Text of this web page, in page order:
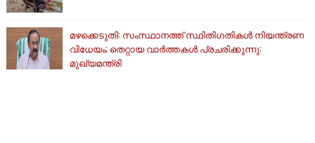
മഴക്കെടുതി: സംസ്ഥാനത്ത് സ്ഥിതിഗതികള്‍ നിയന്ത്രണ
വിധേയം; തെറ്റായ വാര്‍ത്തകള്‍ പ്രചരിക്കുന്നു:
മുഖ്യമന്ത്രി